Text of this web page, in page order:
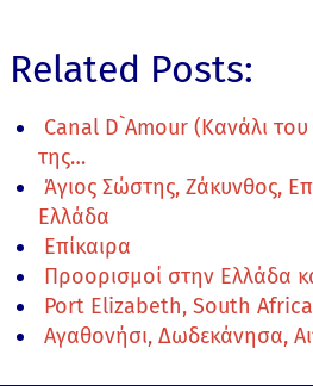
Related Posts:
Canal D`Amour (Κανάλι
της…
Άγιος Σώστης, Ζάκυνθος,
Ελλάδα
Επίκαιρα
Προορισμοί στην Ελλάδα
Port Elizabeth, South
Αγαθονήσι, Δωδεκάνησα,